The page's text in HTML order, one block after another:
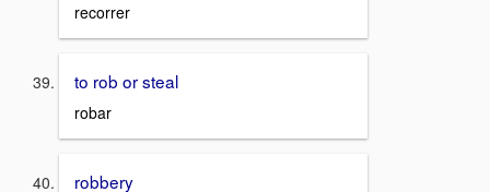
recorrer
to rob or steal
robar
robbery